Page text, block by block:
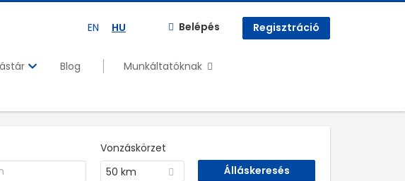
EN HU Belépés Regisztráció
Blog
Munkáltatóknak
Vonzáskörzet
50 km